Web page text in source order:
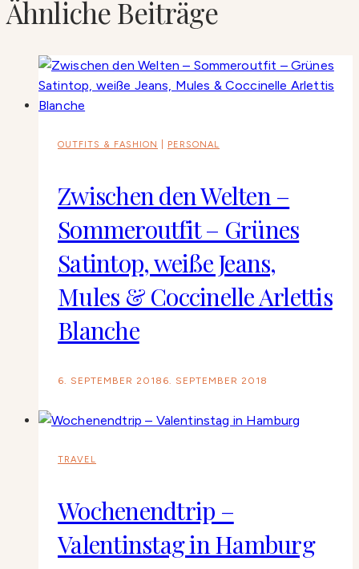
Ähnliche Beiträge
OUTFITS & FASHION PERSONAL
Zwischen den Welten –
Sommeroutfit – Grünes
Satintop, weiße Jeans,
Mules & Coccinelle Arlettis
Blanche
6. SEPTEMBER 2018 6. SEPTEMBER 2018
TRAVEL
Wochenendtrip –
Valentinstag in Hamburg